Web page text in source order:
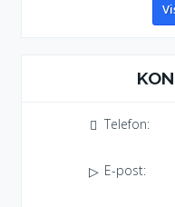
Telefon:
E-post: